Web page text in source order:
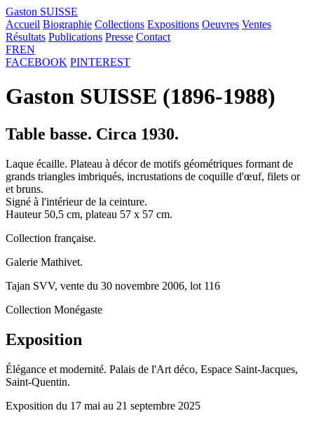
Gaston SUISSE
Accueil Biographie Collections Expositions Oeuvres Ventes
Résultats Publications Presse Contact
FREN
FACEBOOK PINTEREST
Gaston SUISSE (1896-1988)
Table basse. Circa 1930.
Laque écaille. Plateau à décor de motifs géométriques formant de
grands triangles imbriqués, incrustations de coquille d'œuf, filets or
et bruns.
Signé à l'intérieur de la ceinture.
Hauteur 50,5 cm, plateau 57 x 57 cm.
Collection française.
Galerie Mathivet.
Tajan SVV, vente du 30 novembre 2006, lot 116
Collection Monégaste
Exposition
Élégance et modernité. Palais de l'Art déco, Espace Saint-Jacques,
Saint-Quentin.
Exposition du 17 mai au 21 septembre 2025